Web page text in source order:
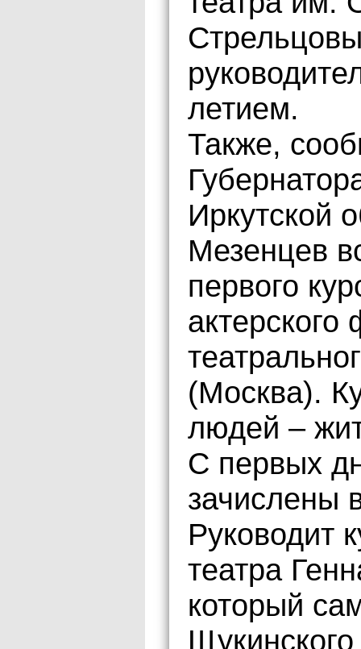
летием.
Также,
Иркутской
Мезенцев
первого
(Москва).
людей –
С первых
зачислены
Руководит
театра
который